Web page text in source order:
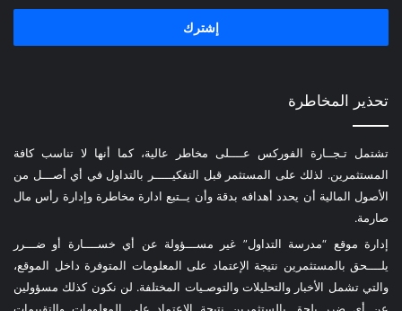
الإلكتروني
تحذير المخاطرة
تشتمل تـجــارة الفوركس عــــلى مخاطر عالية، كما أنها لا تناسب كافة
المستثمرين. لذلك على المستثمر قبل التفكيـــــر بالتداول في أي أصـــل من
الأصول المالية أن يحدد أهدافه بدقة وأن يــتبع ادارة مخاطرة وإدارة رأس مال
صارمة.
إدارة موقع “مدرسة التداول” غير مســـؤولة عن أي خســــارة أو ضـــرر
يلــــحق بالمستثمرين نتيجة الإعتماد على المعلومات المتوفرة داخل الموقع،
والتي تشمل الأخبار والتحليلات والتوصـيات المختلفة. لن نكون كذلك مسؤولين